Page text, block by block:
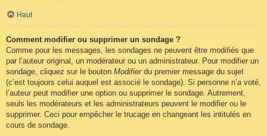
Haut
Comment modifier ou supprimer un sondage ?
Comme pour les messages, les sondages ne peuvent être modifiés que
par l’auteur original, un modérateur ou un administrateur. Pour modifier un
sondage, cliquez sur le bouton Modifierdu premier message du sujet
(c’est toujours celui auquel est associé le sondage). Si personne n’a voté,
l’auteur peut modifier une option ou supprimer le sondage. Autrement,
seuls les modérateurs et les administrateurs peuvent le modifier ou le
supprimer. Ceci pour empêcher le trucage en changeant les intitulés en
cours de sondage.